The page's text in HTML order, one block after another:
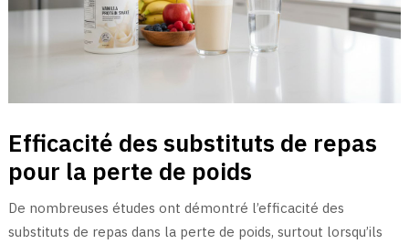
Efficacité des substituts de repas
pour la perte de poids
De nombreuses études ont démontré l’efficacité des
substituts de repas dans la perte de poids, surtout lorsqu’ils